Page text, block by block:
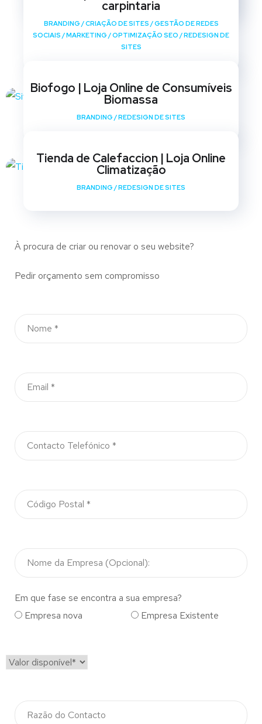
carpintaria
BRANDING /CRIAÇÃO DE SITES /GESTÃO DE REDES
SOCIAIS /MARKETING /OPTIMIZAÇÃO SEO /REDESIGN DE
SITES
Biofogo | Loja Online de Consumíveis
Biomassa
BRANDING /REDESIGN DE SITES
Tienda de Calefaccion | Loja Online
Climatização
BRANDING /REDESIGN DE SITES
À procura de criar ou renovar o seu website?
Pedir orçamento sem compromisso
Em que fase se encontra a sua empresa?
Empresa nova
Empresa Existente